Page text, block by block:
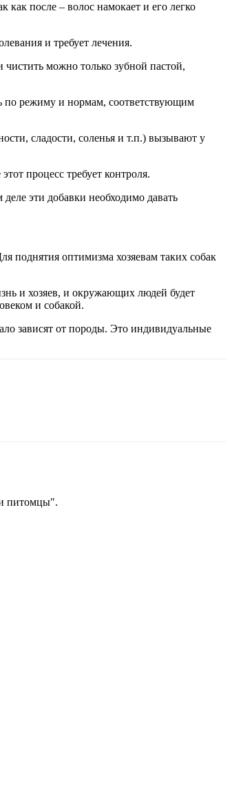
после – волос намокает и его легко
и требует лечения.
чистить можно только зубной пастой,
по режиму и нормам, соответствующим
сладости, соленья и т.п.) вызывают у
процесс требует контроля.
эти добавки необходимо давать
поднятия оптимизма хозяевам таких собак
и хозяев, и окружающих людей будет
и собакой.
зависят от породы. Это индивидуальные
питомцы".